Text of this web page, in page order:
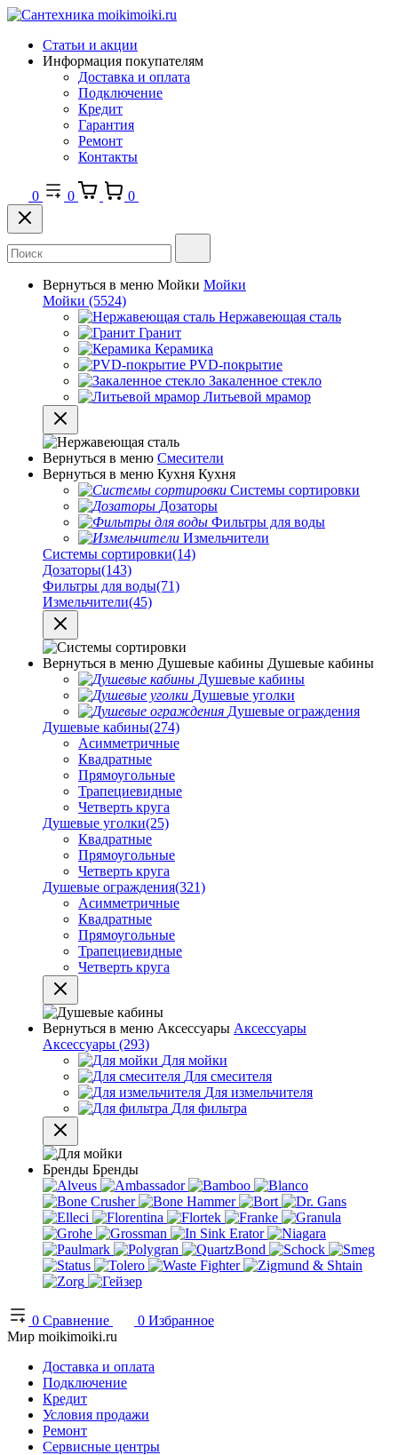
Статьи и акции
Информация покупателям
Доставка и оплата
Подключение
Кредит
Гарантия
Ремонт
Контакты
0 0 0
Вернуться в меню Мойки Мойки
Мойки (5524)
Нержавеющая сталь
Гранит
Керамика
PVD-покрытие
Закаленное стекло
Литьевой мрамор
Вернуться в меню Смесители
Вернуться в меню Кухня Кухня
Системы сортировки
Дозаторы
Фильтры для воды
Измельчители
Системы сортировки(14)
Дозаторы(143)
Фильтры для воды(71)
Измельчители(45)
Вернуться в меню Душевые кабины Душевые кабины
Душевые кабины
Душевые уголки
Душевые ограждения
Душевые кабины(274)
Асимметричные
Квадратные
Прямоугольные
Трапециевидные
Четверть круга
Душевые уголки(25)
Квадратные
Прямоугольные
Четверть круга
Душевые ограждения(321)
Асимметричные
Квадратные
Прямоугольные
Трапециевидные
Четверть круга
Вернуться в меню Аксессуары Аксессуары
Аксессуары (293)
Для мойки
Для смесителя
Для измельчителя
Для фильтра
Бренды Бренды
0 Сравнение 0 Избранное
Мир moikimoiki.ru
Доставка и оплата
Подключение
Кредит
Условия продажи
Ремонт
Сервисные центры